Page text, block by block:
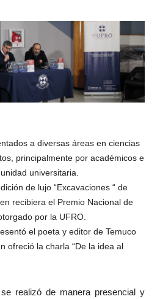
a diversas áreas en ciencias
principalmente por académicos e
universitaria.
de lujo “Excavaciones “ de
recibiera el Premio Nacional de
por la UFRO.
el poeta y editor de Temuco
ofreció la charla “De la idea al
realizó de manera presencial y